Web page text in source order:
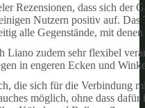
Rezensionen, dass sich
Nutzern positiv auf.
alle Gegenstände, mit
Liano zudem sehr flexibel
in engeren Ecken und
die sich für die Verbindung
möglich, ohne dass